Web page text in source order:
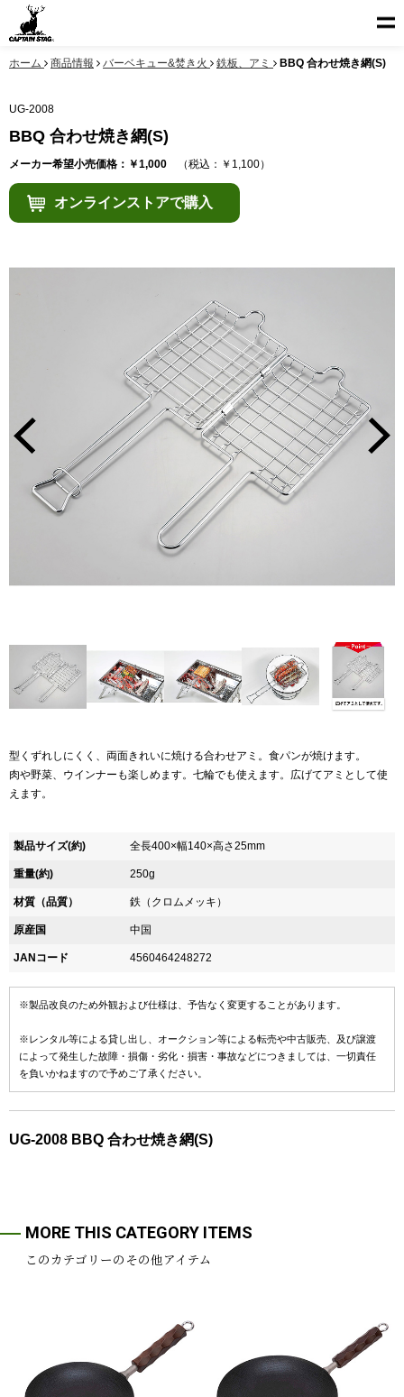
ホーム 商品情報 バーベキュー&焚き火 鉄板、アミ BBQ 合わせ焼き網(S)
UG-2008
BBQ 合わせ焼き網(S)
メーカー希望小売価格：￥1,000 （税込：￥1,100）
オンラインストアで購入
型くずれしにくく、両面きれいに焼ける合わせアミ。食パンが焼けます。
肉や野菜、ウインナーも楽しめます。七輪でも使えます。広げてアミとして使
えます。
製品サイズ(約) 全長400×幅140×高さ25mm
重量(約) 250g
材質（品質） 鉄（クロムメッキ）
原産国 中国
JANコード 4560464248272
※製品改良のため外観および仕様は、予告なく変更することがあります。
※レンタル等による貸し出し、オークション等による転売や中古販売、及び譲渡
によって発生した故障・損傷・劣化・損害・事故などにつきましては、一切責任
を負いかねますので予めご了承ください。
UG-2008 BBQ 合わせ焼き網(S)
MORE THIS CATEGORY ITEMS
このカテゴリーのその他アイテム